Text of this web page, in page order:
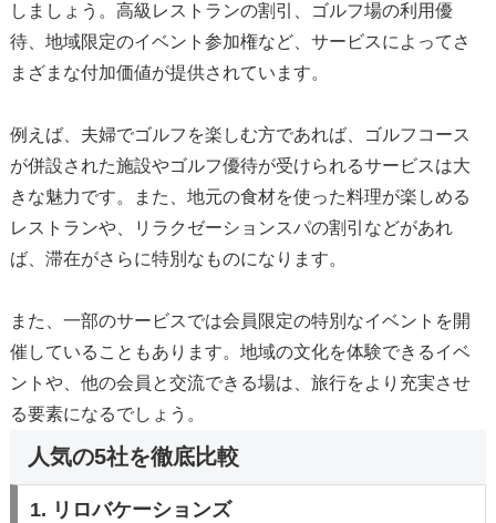
しましょう。高級レストランの割引、ゴルフ場の利用優
待、地域限定のイベント参加権など、サービスによってさ
まざまな付加価値が提供されています。
例えば、夫婦でゴルフを楽しむ方であれば、ゴルフコース
が併設された施設やゴルフ優待が受けられるサービスは大
きな魅力です。また、地元の食材を使った料理が楽しめる
レストランや、リラクゼーションスパの割引などがあれ
ば、滞在がさらに特別なものになります。
また、一部のサービスでは会員限定の特別なイベントを開
催していることもあります。地域の文化を体験できるイベ
ントや、他の会員と交流できる場は、旅行をより充実させ
る要素になるでしょう。
人気の5社を徹底比較
1. リロバケーションズ